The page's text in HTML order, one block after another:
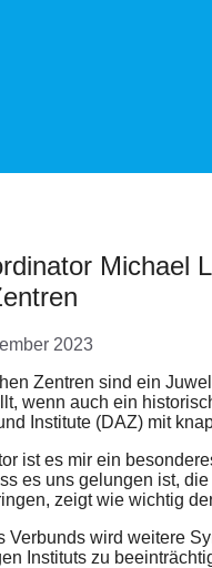
Michael
2023
Zentren sind ein
wenn auch ein
Institute (DAZ) mit
ist es mir ein
es uns gelungen ist,
zeigt wie wichtig
Verbunds wird weitere
Instituts zu